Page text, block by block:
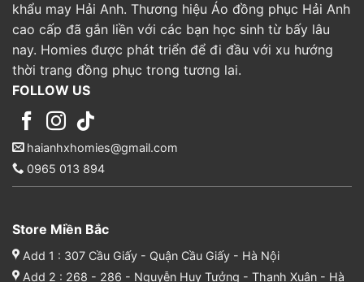
khẩu may Hải Anh. Thương hiệu Áo đồng phục Hải Anh
cao cấp đã gắn liền với các bạn học sinh từ bấy lâu
nay. Homies được phát triển để đi đầu với xu hướng
thời trang đồng phục trong tương lai.
FOLLOW US
haianhxhomies@gmail.com
0965 013 894
Store Miền Bắc
Add 1 : 307 Cầu Giấy - Quận Cầu Giấy - Hà Nội
Add 2 : 268 - 286 - Nguyễn Huy Tưởng - Thanh Xuân - Hà